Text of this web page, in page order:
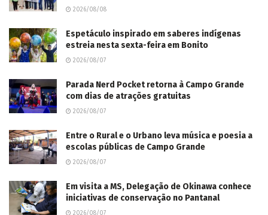
2026/08/08
Espetáculo inspirado em saberes indígenas
estreia nesta sexta-feira em Bonito
2026/08/07
Parada Nerd Pocket retorna à Campo Grande
com dias de atrações gratuitas
2026/08/07
Entre o Rural e o Urbano leva música e poesia a
escolas públicas de Campo Grande
2026/08/07
Em visita a MS, Delegação de Okinawa conhece
iniciativas de conservação no Pantanal
2026/08/07